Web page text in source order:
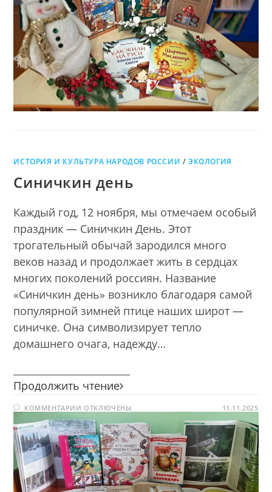
ИСТОРИЯ И КУЛЬТУРА НАРОДОВ РОССИИ /ЭКОЛОГИЯ
Синичкин день
Каждый год, 12 ноября, мы отмечаем особый
праздник — Синичкин День. Этот
трогательный обычай зародился много
веков назад и продолжает жить в сердцах
многих поколений россиян. Название
«Синичкин день» возникло благодаря самой
популярной зимней птице наших широт —
синичке. Она символизирует тепло
домашнего очага, надежду…
Продолжить чтение Синичкин
КОММЕНТАРИИ К
ЗАПИСИ
СИНИЧКИН
ДЕНЬ
ОТКЛЮЧЕНЫ 11.11.2025